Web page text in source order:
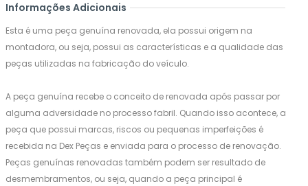
Informações Adicionais
Esta é uma peça genuína renovada, ela possui origem na
montadora, ou seja, possui as características e a qualidade das
peças utilizadas na fabricação do veículo.
A peça genuína recebe o conceito de renovada após passar por
alguma adversidade no processo fabril. Quando isso acontece, a
peça que possui marcas, riscos ou pequenas imperfeições é
recebida na Dex Peças e enviada para o processo de renovação.
Peças genuínas renovadas também podem ser resultado de
desmembramentos, ou seja, quando a peça principal é